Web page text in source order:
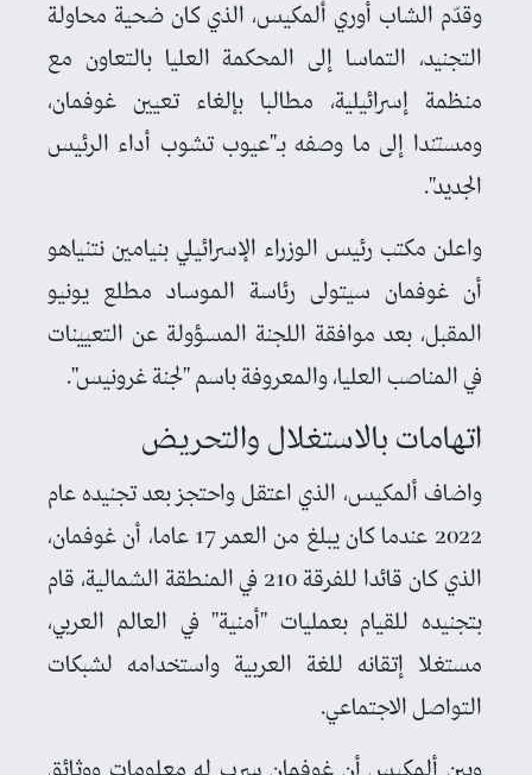
وقدّم الشاب أوري ألمكيس، الذي كان ضحية محاولة
التجنيد، التماسا إلى المحكمة العليا بالتعاون مع
منظمة إسرائيلية، مطالبا بإلغاء تعيين غوفمان،
ومستندا إلى ما وصفه بـ"عيوب تشوب أداء الرئيس
الجديد".
واعلن مكتب رئيس الوزراء الإسرائيلي بنيامين نتنياهو
أن غوفمان سيتولى رئاسة الموساد مطلع يونيو
المقبل، بعد موافقة اللجنة المسؤولة عن التعيينات
في المناصب العليا، والمعروفة باسم "لجنة غرونيس".
اتهامات بالاستغلال والتحريض
واضاف ألمكيس، الذي اعتقل واحتجز بعد تجنيده عام
2022 عندما كان يبلغ من العمر 17 عاما، أن غوفمان،
الذي كان قائدا للفرقة 210 في المنطقة الشمالية، قام
بتجنيده للقيام بعمليات "أمنية" في العالم العربي،
مستغلا إتقانه للغة العربية واستخدامه لشبكات
التواصل الاجتماعي.